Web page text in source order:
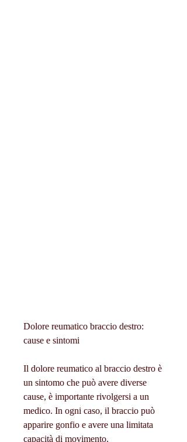
Dolore reumatico braccio destro:
cause e sintomi
Il dolore reumatico al braccio destro è
un sintomo che può avere diverse
cause, è importante rivolgersi a un
medico. In ogni caso, il braccio può
apparire gonfio e avere una limitata
capacità di movimento.